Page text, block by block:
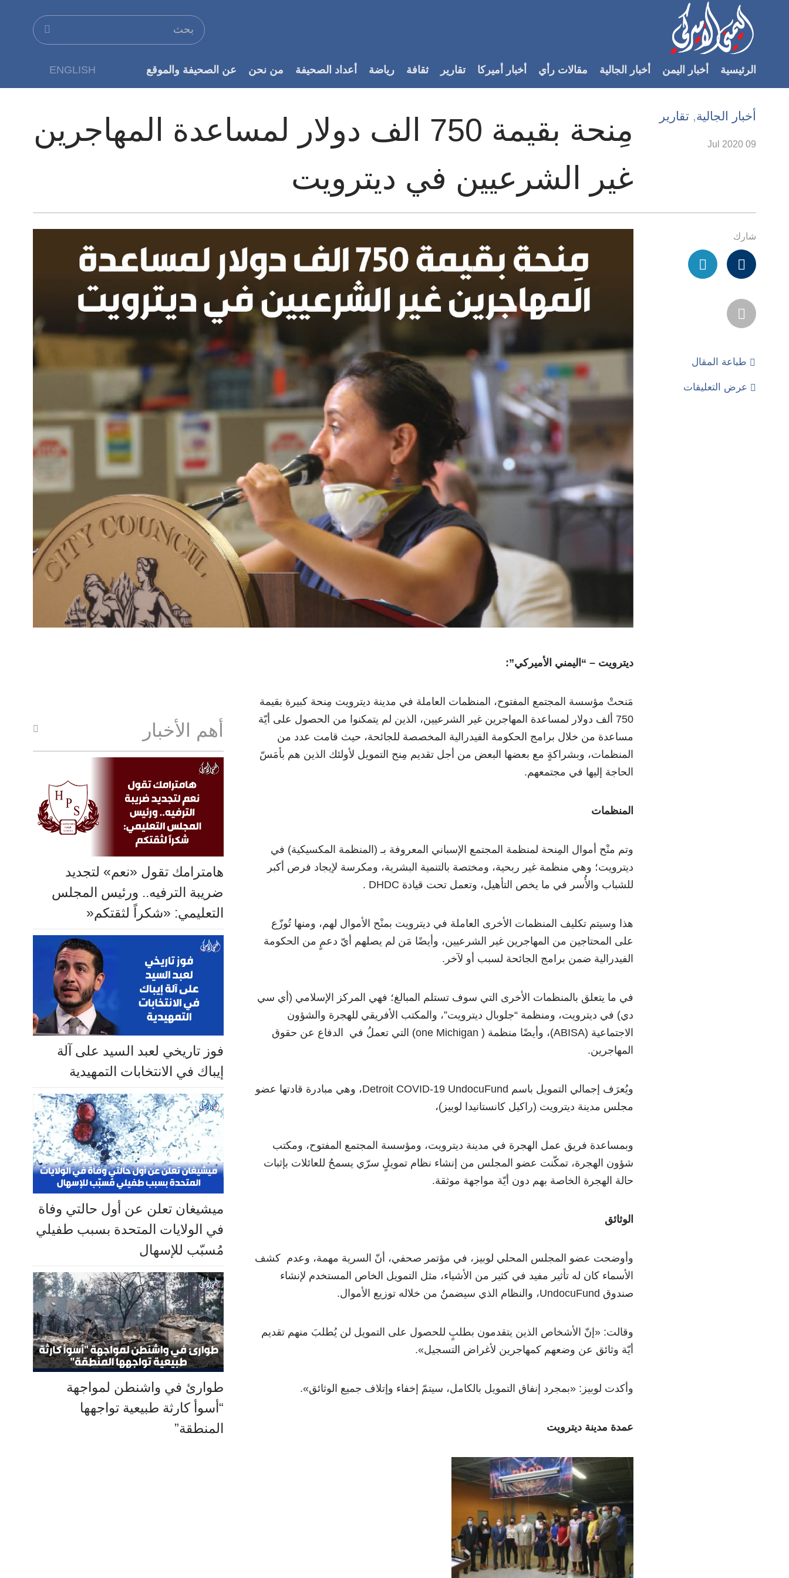
Accessibility
الرئيسي
الأقسام
الرئيسية
ENGLISH الرئيسية أخبار اليمن أخبار الجالية مقالات رأي أخبار أميركا تقارير ثقافة رياضة أعداد الصحيفة من نحن عن الصحيفة والموقع
أخبار الجالية, تقارير
مِنحة بقيمة 750 الف دولار لمساعدة المهاجرين
غير الشرعيين في ديترويت
09 Jul 2020
شارك
طباعة المقال
عرض التعليقات
ديترويت – “اليمني الأميركي”:
مَنحتْ مؤسسة المجتمع المفتوح، المنظمات العاملة في مدينة ديترويت مِنحة كبيرة بقيمة
750 ألف دولار لمساعدة المهاجرين غير الشرعيين، الذين لم يتمكنوا من الحصول على أيّة
مساعدة من خلال برامج الحكومة الفيدرالية المخصصة للجائحة، حيث قامت عدد من
المنظمات، وبشراكةٍ مع بعضها البعض من أجل تقديم مِنح التمويل لأولئك الذين هم بأمَسّ
الحاجة إليها في مجتمعهم.
المنظمات
وتم منْح أموال المِنحة لمنظمة المجتمع الإسباني المعروفة بـ (المنظمة المكسيكية) في
ديترويت؛ وهي منظمة غير ربحية، ومختصة بالتنمية البشرية، ومكرسة لإيجاد فرص أكبر
للشباب والأُسر في ما يخص التأهيل، وتعمل تحت قيادة DHDC .
هذا وسيتم تكليف المنظمات الأخرى العاملة في ديترويت بمنْح الأموال لهم، ومنها تُوزّع
على المحتاجين من المهاجرين غير الشرعيين، وأيضًا مَن لم يصلهم أيّ دعمٍ من الحكومة
الفيدرالية ضمن برامج الجائحة لسبب أو لآخر.
في ما يتعلق بالمنظمات الأخرى التي سوف تستلم المبالغ؛ فهي المركز الإسلامي (أي سي
دي) في ديترويت، ومنظمة “جلوبال ديترويت”، والمكتب الأفريقي للهجرة والشؤون
الاجتماعية (ABISA)، وأيضًا منظمة ( one Michigan) التي تعملُ في الدفاع عن حقوق
المهاجرين.
ويُعرَف إجمالي التمويل باسم Detroit COVID-19 UndocuFund، وهي مبادرة قادتها عضو
مجلس مدينة ديترويت (راكيل كانستانيدا لوبيز)،
وبمساعدة فريق عمل الهجرة في مدينة ديترويت، ومؤسسة المجتمع المفتوح، ومكتب
شؤون الهجرة، تمكّنت عضو المجلس من إنشاء نظام تمويلٍ سرّي يسمحُ للعائلات بإثبات
حالة الهجرة الخاصة بهم دون أيّة مواجهة موثقة.
الوثائق
وأوضحت عضو المجلس المحلي لوبيز ، في مؤتمر صحفي، أنّ السرية مهمة، وعدم كشف
الأسماء كان له تأثير مفيد في كثير من الأشياء، مثل التمويل الخاص المستخدم لإنشاء
صندوق UndocuFund، والنظام الذي سيضمنُ من خلاله توزيع الأموال.
وقالت: «إنّ الأشخاص الذين يتقدمون بطلبٍ للحصول على التمويل لن يُطلبَ منهم تقديم
أيّة وثائق عن وضعهم كمهاجرين لأغراض التسجيل».
وأكدت لوبيز: «بمجرد إنفاق التمويل بالكامل، سيتمّ إخفاء وإتلاف جميع الوثائق».
عمدة مدينة ديترويت
أهم الأخبار
هامترامك تقول «نعم» لتجديد
ضريبة الترفيه.. ورئيس المجلس
التعليمي: «شكراً لثقتكم«
فوز تاريخي لعبد السيد على آلة
إيباك في الانتخابات التمهيدية
ميشيغان تعلن عن أول حالتي وفاة
في الولايات المتحدة بسبب طفيلي
مُسبّب للإسهال
طوارئ في واشنطن لمواجهة
“أسوأ كارثة طبيعية تواجهها
المنطقة”